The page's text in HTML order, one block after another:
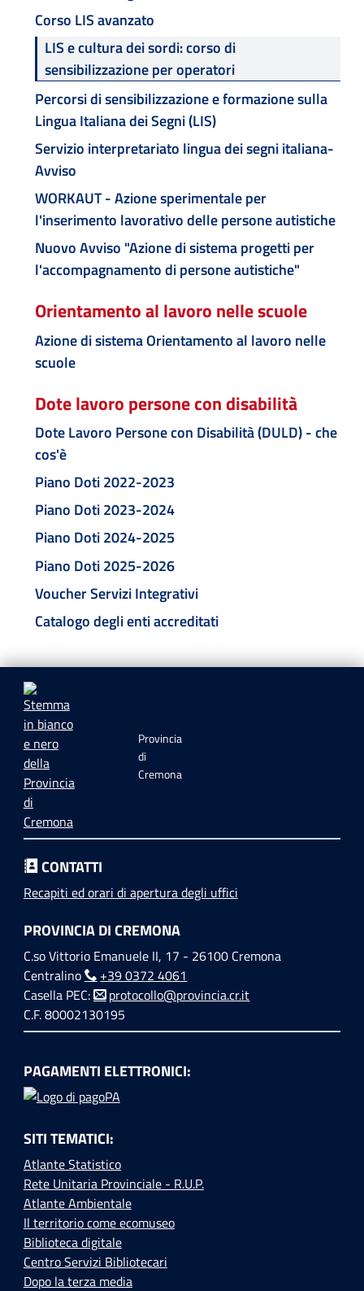
Corso LIS avanzato
LIS e cultura dei sordi: corso di
sensibilizzazione per operatori
Percorsi di sensibilizzazione e formazione sulla
Lingua Italiana dei Segni (LIS)
Servizio interpretariato lingua dei segni italiana-
Avviso
WORKAUT - Azione sperimentale per
l'inserimento lavorativo delle persone autistiche
Nuovo Avviso "Azione di sistema progetti per
l'accompagnamento di persone autistiche"
Orientamento al lavoro nelle scuole
Azione di sistema Orientamento al lavoro nelle
scuole
Dote lavoro persone con disabilità
Dote Lavoro Persone con Disabilità (DULD) - che
cos'è
Piano Doti 2022-2023
Piano Doti 2023-2024
Piano Doti 2024-2025
Piano Doti 2025-2026
Voucher Servizi Integrativi
Catalogo degli enti accreditati
Provincia
di
Cremona
CONTATTI
Recapiti ed orari di apertura degli uffici
PROVINCIA DI CREMONA
C.so Vittorio Emanuele II, 17 - 26100 Cremona
Centralino
+39 0372 4061
Casella PEC:
protocollo@provincia.cr.it
C.F. 80002130195
PAGAMENTI ELETTRONICI:
SITI TEMATICI:
Atlante Statistico
Rete Unitaria Provinciale - R.U.P.
Atlante Ambientale
Il territorio come ecomuseo
Biblioteca digitale
Centro Servizi Bibliotecari
Dopo la terza media